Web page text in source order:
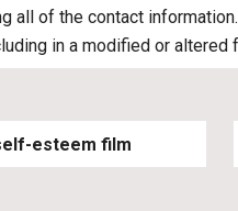
all of the contact
in a modified or altered
esteem film